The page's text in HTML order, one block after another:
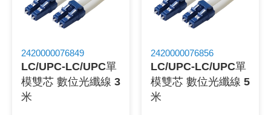
2420000076849
LC/UPC-LC/UPC單
模雙芯 數位光纖線 3
米
2420000076856
LC/UPC-LC/UPC單
模雙芯 數位光纖線 5
米